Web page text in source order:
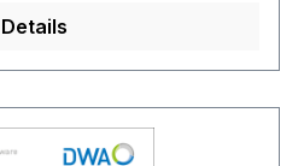
Details